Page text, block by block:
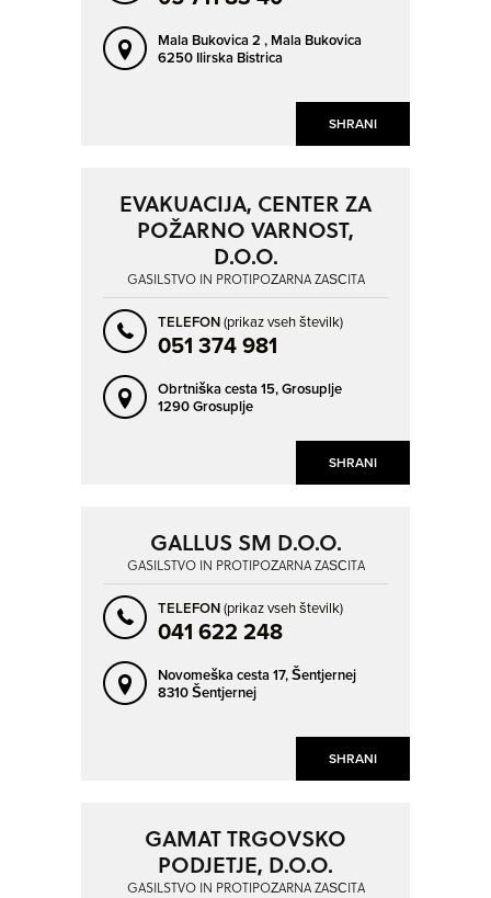
SHRANI
Mala Bukovica 2 , Mala Bukovica
6250 Ilirska Bistrica
SHRANI
EVAKUACIJA, CENTER ZA
POŽARNO VARNOST,
D.O.O.
GASILSTVO IN PROTIPOŽARNA ZAŠČITA
TELEFON(prikaz vseh številk)
051 374 981
Obrtniška cesta 15,Grosuplje
1290 Grosuplje
SHRANI
GALLUS SM D.O.O.
GASILSTVO IN PROTIPOŽARNA ZAŠČITA
TELEFON(prikaz vseh številk)
041 622 248
Novomeška cesta 17,Šentjernej
8310 Šentjernej
GAMAT TRGOVSKO
PODJETJE, D.O.O.
GASILSTVO IN PROTIPOŽARNA ZAŠČITA